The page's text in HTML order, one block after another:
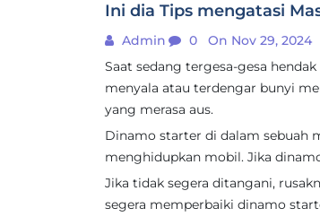
Ini dia Tips mengatasi
Admin 0
On Nov 29, 2024
Saat sedang tergesa-gesa
menyala atau terdengar bunyi
yang merasa aus.
Dinamo starter di dalam sebuah
menghidupkan mobil. Jika
Jika tidak segera ditangani,
segera memperbaiki dinamo